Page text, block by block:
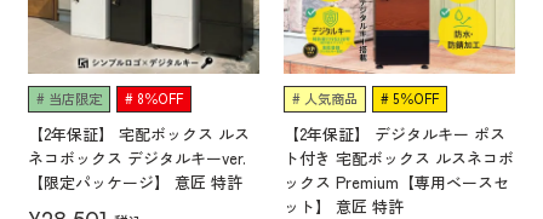
当店限定 8％OFF
【2年保証】 宅配ボックス ルス
ネコボックス デジタルキーver.
【限定パッケージ】 意匠 特許
人気商品 5％OFF
【2年保証】 デジタルキー ポス
ト付き 宅配ボックス ルスネコボ
ックス Premium【専用ベースセ
ット】 意匠 特許